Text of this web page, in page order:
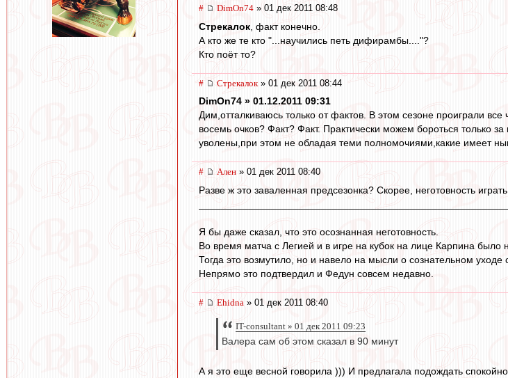
# DimOn74 » 01 дек 2011 08:48
Стрекалок , факт конечно.
А кто же те кто "...научились петь дифирамбы...."?
Кто поёт то?
# Стрекалок » 01 дек 2011 08:44
DimOn74 » 01.12.2011 09:31
Дим,отталкиваюсь только от фактов. В этом сезоне проиграли
восемь очков? Факт? Факт. Практически можем бороться только
уволены,при этом не обладая теми полномочиями,какие имеет
# Ален » 01 дек 2011 08:40
Разве ж это заваленная предсезонка? Скорее, неготовность
Я бы даже сказал, что это осознанная неготовность.
Во время матча с Легией и в игре на кубок на лице Карпина было
Тогда это возмутило, но и навело на мысли о сознательном уходе
Непрямо это подтвердил и Федун совсем недавно.
# Ehidna » 01 дек 2011 08:40
IT-consultant » 01 дек 2011 09:23
Валера сам об этом сказал в 90 минут
А я это еще весной говорила ))) И предлагала подождать